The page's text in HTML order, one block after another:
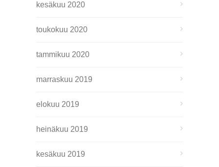
kesäkuu 2020
toukokuu 2020
tammikuu 2020
marraskuu 2019
elokuu 2019
heinäkuu 2019
kesäkuu 2019